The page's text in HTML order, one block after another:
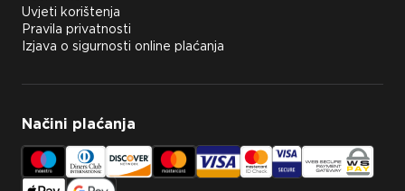
Uvjeti korištenja
Pravila privatnosti
Izjava o sigurnosti online plaćanja
Načini plaćanja